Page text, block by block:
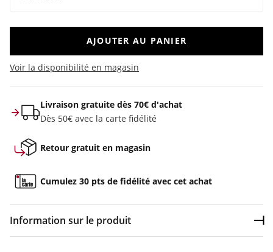
AJOUTER AU PANIER
Voir la disponibilité en magasin
Livraison gratuite dès 70€ d'achat
Dès 50€ avec la carte fidélité
Retour gratuit en magasin
Cumulez 30 pts de fidélité avec cet achat
Information sur le produit